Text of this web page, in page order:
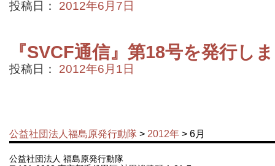
投稿日： 2012年6月7日
『SVCF通信』第18号を発行し
投稿日： 2012年6月1日
公益社団法人福島原発行動隊 > 2012年 > 6月
公益社団法人 福島原発行動隊